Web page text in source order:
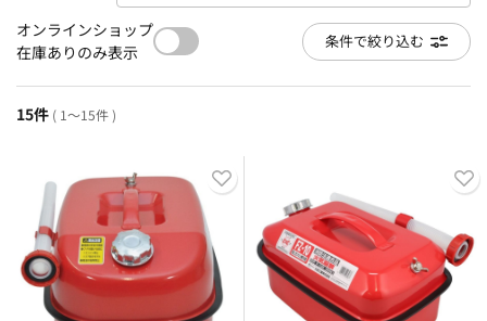
オンラインショップ
在庫ありのみ表示
条件で絞り込む
15件 ( 1～15件 )